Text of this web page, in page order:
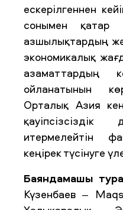
ескерілгеннен
сонымен қатар
азшылықтардың
экономикалық
азаматтардың
ойланатынын
Орталық Азия
қауіпсізсіздік
итермелейтін
кеңірек түсінуге
Баяндамашы
Күзенбаев –